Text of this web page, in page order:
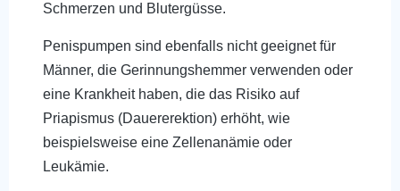
Schmerzen und Blutergüsse.
Penispumpen sind ebenfalls nicht geeignet für
Männer, die Gerinnungshemmer verwenden oder
eine Krankheit haben, die das Risiko auf
Priapismus (Dauererektion) erhöht, wie
beispielsweise eine Zellenanämie oder
Leukämie.